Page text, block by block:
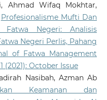
Ahmad Wifaq Mokhtar,
Profesionalisme Mufti Dan
Fatwa Negeri: Analisis
Negeri Perlis, Pahang
of Fatwa Management
(2021): October Issue
Nasibah, Azman Ab
Keamanan dan